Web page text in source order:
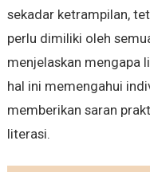
sekadar ketrampilan,
perlu dimiliki oleh
menjelaskan mengapa
hal ini memengahui
memberikan saran
literasi.